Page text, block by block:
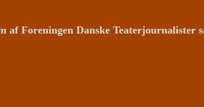
af Foreningen Danske